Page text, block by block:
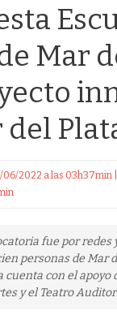
Mar
del
06/2022 a las 03h37min
fue por redes
personas de Mar
cuenta con el apoyo
y el Teatro